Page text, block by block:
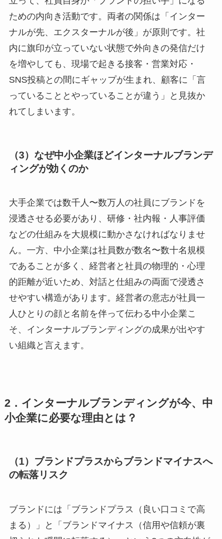
ための内向き活動です。両者の関係は「インター
ナルが先、エクスターナルが後」が原則です。社
内に旗印が立っていない状態で外向きの発信だけ
を増やしても、現場で起きる接客・営業対応・
SNS投稿との間にギャップが生まれ、顧客に「言
っていることとやっていることが違う」と見抜か
れてしまいます。
（3）なぜ中小企業ほどインターナルブランデ
ィングが効くのか
大手企業では数千人〜数万人の社員にブランドを
浸透させる必要があり、研修・社内報・人事評価
などの仕組みを大規模に動かさなければなりませ
ん。一方、中小企業は社員数が数名〜数十名規模
であることが多く、経営者と社員の物理的・心理
的距離が近いため、対話と仕組みの両面で浸透さ
せやすい構造があります。経営者の意志が社員一
人ひとりの顔と名前を伴って伝わる中小企業こ
そ、インターナルブランディングの成果が出やす
い組織と言えます。
2．インターナルブランディングが今、中
小企業に必要な理由とは？
（1）ブランドプラスからブランドマイナスへ
の転落リスク
ブランドには「ブランドプラス（良い口コミで高
まる）」と「ブランドマイナス（信用や信頼が裏